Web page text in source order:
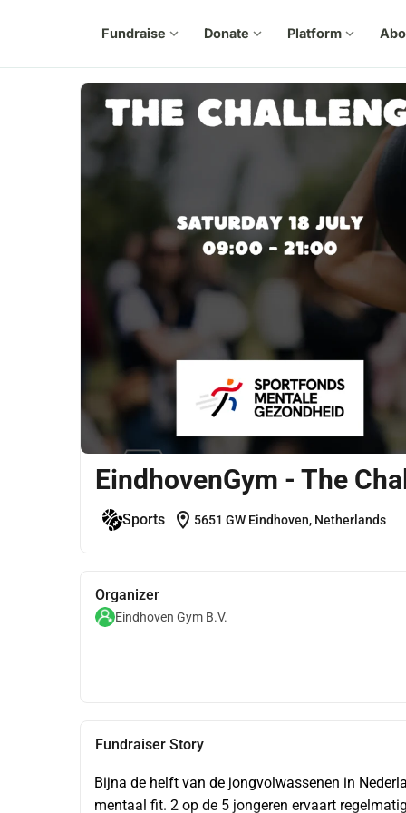
Fundraise expand_more Donate expand_more Platform expand_more
EindhovenGym - The
Sports location_on 5651 GW Eindhoven, Netherlands
Organizer
Eindhoven Gym B.V.
Fundraiser Story
Bijna de helft van de jongvolwassenen in
mentaal fit. 2 op de 5 jongeren ervaart